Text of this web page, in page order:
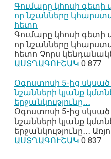
Գումարը կհոսի գետի
որ նշանները
հետո
Գումարը կհոսի գետի
որ նշանները
հետո Չորս
ԱՍՏՂԱԳՈՒՇԱԿ 0 877
Օգոստոսի 5-ից
նշանների կյանք
երջանկությունը․․․
Օգոստոսի 5-ից
նշանների կյանք
երջանկությունը․․․
ԱՍՏՂԱԳՈՒՇԱԿ 0 837